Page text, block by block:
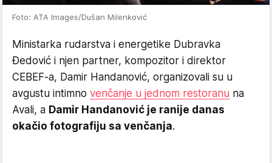
Foto: ATA Images/Dušan Milenković
Ministarka rudarstva i energetike Dubravka
Đedović i njen partner, kompozitor i direktor
CEBEF-a, Damir Handanović, organizovali su u
avgustu intimno venčanje u jednom restoranu na
Avali, a Damir Handanović je ranije danas
okačio fotografiju sa venčanja.